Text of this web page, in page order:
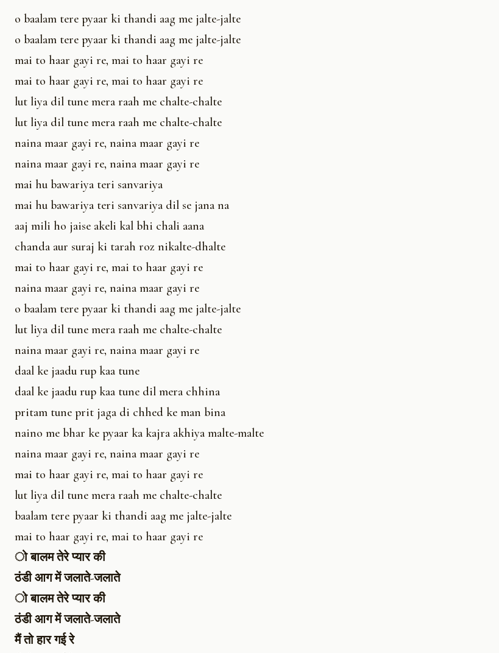
o baalam tere pyaar ki thandi aag me jalte-jalte
o baalam tere pyaar ki thandi aag me jalte-jalte
mai to haar gayi re, mai to haar gayi re
mai to haar gayi re, mai to haar gayi re
lut liya dil tune mera raah me chalte-chalte
lut liya dil tune mera raah me chalte-chalte
naina maar gayi re, naina maar gayi re
naina maar gayi re, naina maar gayi re
mai hu bawariya teri sanvariya
mai hu bawariya teri sanvariya dil se jana na
aaj mili ho jaise akeli kal bhi chali aana
chanda aur suraj ki tarah roz nikalte-dhalte
mai to haar gayi re, mai to haar gayi re
naina maar gayi re, naina maar gayi re
o baalam tere pyaar ki thandi aag me jalte-jalte
lut liya dil tune mera raah me chalte-chalte
naina maar gayi re, naina maar gayi re
daal ke jaadu rup kaa tune
daal ke jaadu rup kaa tune dil mera chhina
pritam tune prit jaga di chhed ke man bina
naino me bhar ke pyaar ka kajra akhiya malte-malte
naina maar gayi re, naina maar gayi re
mai to haar gayi re, mai to haar gayi re
lut liya dil tune mera raah me chalte-chalte
baalam tere pyaar ki thandi aag me jalte-jalte
mai to haar gayi re, mai to haar gayi re
ो बालम तेरे प्यार की
ठंडी आग में जलाते-जलाते
ो बालम तेरे प्यार की
ठंडी आग में जलाते-जलाते
मैं तो हार गई रे